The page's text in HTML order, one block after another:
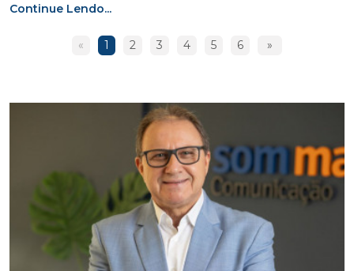
Continue Lendo...
« 1 2 3 4 5 6 »